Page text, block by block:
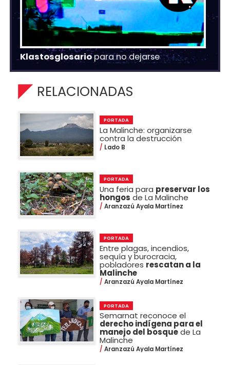
Klastosglosariopara no dejarse
RELACIONADAS
PORTADA
La Malinche: organizarse
contra la destrucción
Lado B
PORTADA
Una feria para preservar los
hongos de La Malinche
Aranzazú Ayala Martínez
PORTADA
Entre plagas, incendios,
sequía y burocracia,
pobladores rescatan a la
Malinche
Aranzazú Ayala Martínez
PORTADA
Semarnat reconoce el
derecho indígena para el
manejo del bosquede La
Malinche
Aranzazú Ayala Martínez